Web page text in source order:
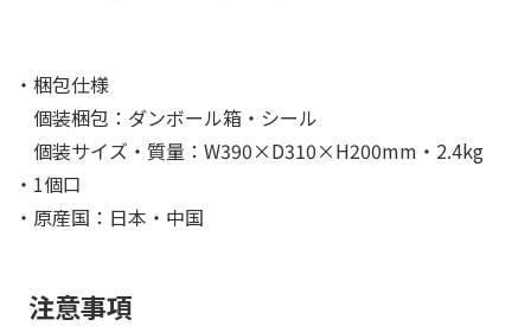
・梱包仕様
個装梱包：ダンボール箱・シール
個装サイズ・質量：W390×D310×H200mm・2.4kg
・1個口
・原産国：日本・中国
注意事項